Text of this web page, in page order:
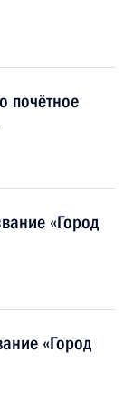
почётное
«Город
«Город